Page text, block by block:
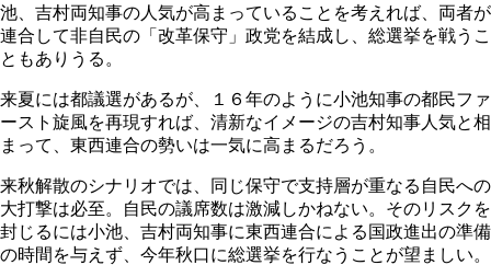
池、吉村両知事の人気が高まっていることを考えれば、両者が
連合して非自民の「改革保守」政党を結成し、総選挙を戦うこ
ともありうる。
来夏には都議選があるが、１６年のように小池知事の都民ファ
ースト旋風を再現すれば、清新なイメージの吉村知事人気と相
まって、東西連合の勢いは一気に高まるだろう。
来秋解散のシナリオでは、同じ保守で支持層が重なる自民への
大打撃は必至。自民の議席数は激減しかねない。そのリスクを
封じるには小池、吉村両知事に東西連合による国政進出の準備
の時間を与えず、今年秋口に総選挙を行なうことが望ましい。